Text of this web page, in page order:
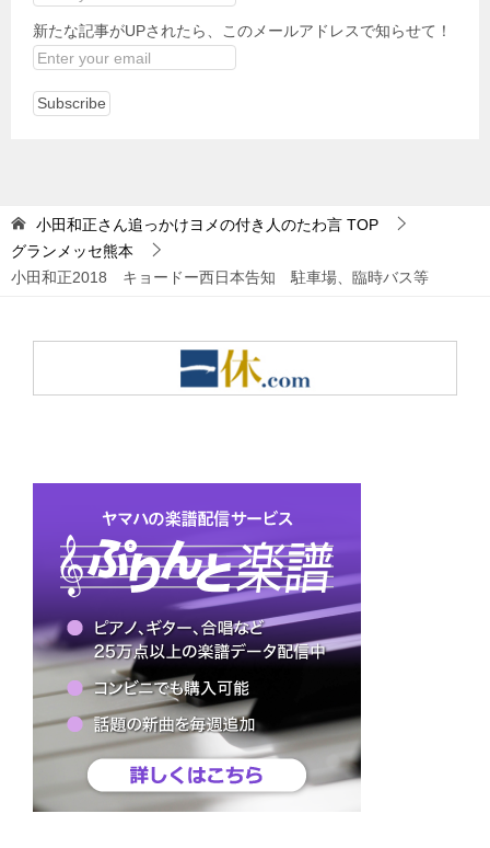
新たな記事がUPされたら、このメールアドレスで知らせて！
小田和正さん追っかけヨメの付き人のたわ言 TOP
グランメッセ熊本
小田和正2018 キョードー西日本告知 駐車場、臨時バス等